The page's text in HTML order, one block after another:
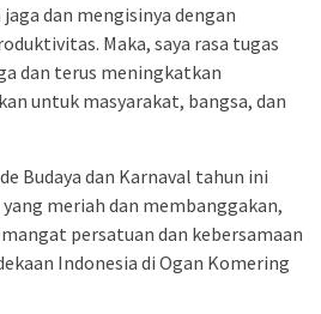
dan mengisinya dengan
Maka, saya rasa tugas
dan terus meningkatkan
untuk masyarakat, bangsa, dan
Budaya dan Karnaval tahun ini
meriah dan membanggakan,
persatuan dan kebersamaan
Indonesia di Ogan Komering